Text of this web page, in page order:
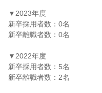
▼2023年度
新卒採用者数：0名
新卒離職者数：0名
▼2022年度
新卒採用者数：5名
新卒離職者数：2名